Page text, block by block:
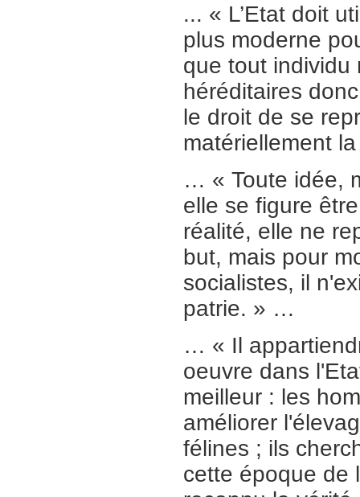
... « L’Etat doit
plus moderne
que tout individu
héréditaires
le droit de se
matériellement
… « Toute idée,
elle se figure
réalité, elle ne
but, mais pour
socialistes, il
patrie. » …
… « Il
oeuvre dans
meilleur : les
améliorer
félines ; ils
cette époque de